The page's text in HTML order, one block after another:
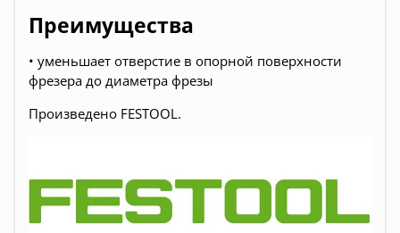
Преимущества
• уменьшает отверстие в опорной поверхности
фрезера до диаметра фрезы
Произведено FESTOOL.